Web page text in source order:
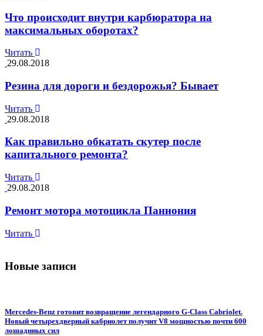
Что происходит внутри карбюратора на
максимальных оборотах?
Читать
29.08.2018
Резина для дороги и бездорожья? Бывает
Читать
29.08.2018
Как правильно обкатать скутер после
капитального ремонта?
Читать
29.08.2018
Ремонт мотора мотоцикла Паннония
Читать
Новые записи
Mercedes-Benz готовит возвращение легендарного G-Class Cabriolet.
Новый четырехдверный кабриолет получит V8 мощностью почти 600
лошадиных сил